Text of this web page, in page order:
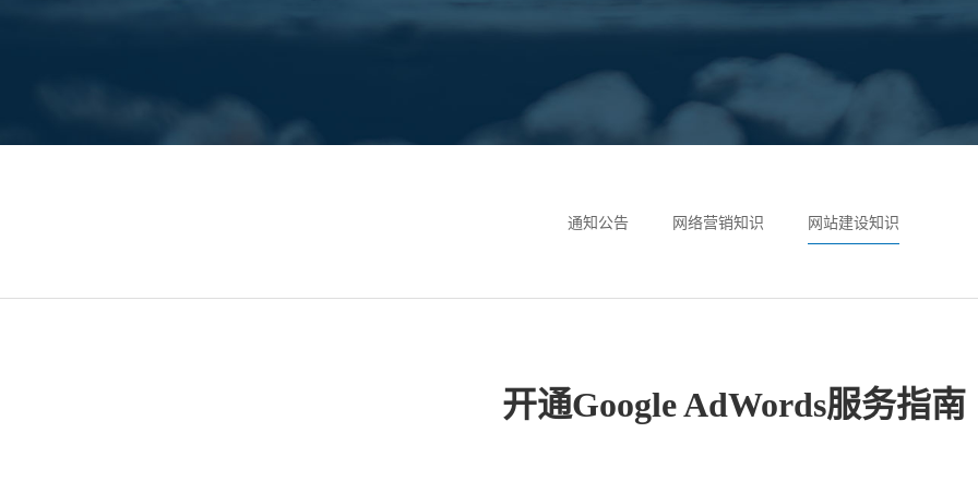
通知公告 网络营销知识 网站建设知识
开通Google AdWords服务指南